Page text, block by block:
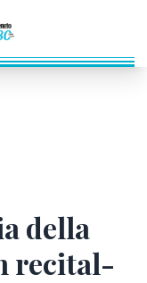
della
recital-